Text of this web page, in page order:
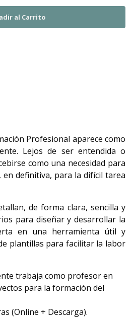
Profesional aparece como
Lejos de ser entendida o
como una necesidad para
definitiva, para la difícil tarea
de forma clara, sencilla y
para diseñar y desarrollar la
en una herramienta útil y
plantillas para facilitar la labor
trabaja como profesor en
para la formación del
(Online + Descarga).